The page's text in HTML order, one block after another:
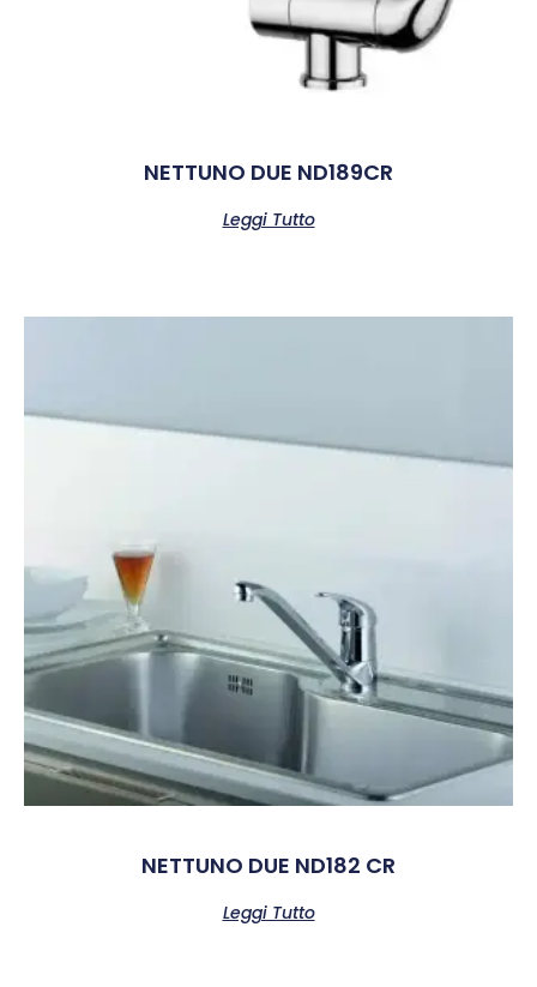
NETTUNO DUE ND189CR
Leggi Tutto
NETTUNO DUE ND182 CR
Leggi Tutto